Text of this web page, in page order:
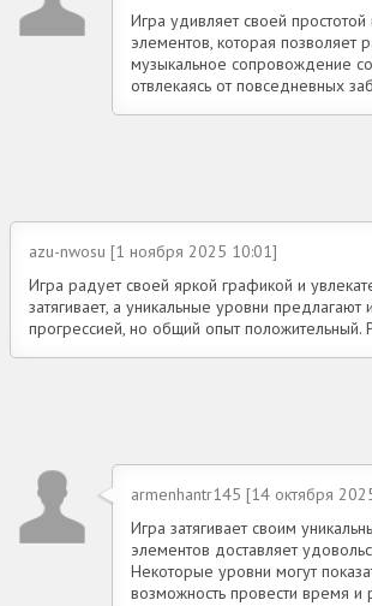
Игра удивляет своей
элементов, которая позволяет
музыкальное сопровождение
отвлекаясь от повседневных
azu-nwosu [1 ноября 2025 10:01]
Игра радует своей яркой графикой и
затягивает, а уникальные уровни
прогрессией, но общий опыт
armenhantr145 [14 октября
Игра затягивает своим
элементов доставляет
Некоторые уровни могут
возможность провести время и